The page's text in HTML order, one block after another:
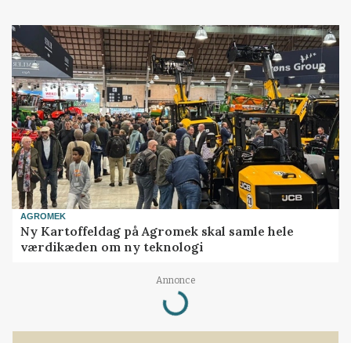
AGROMEK
Ny Kartoffeldag på Agromek skal samle hele
værdikæden om ny teknologi
Annonce
Loading...